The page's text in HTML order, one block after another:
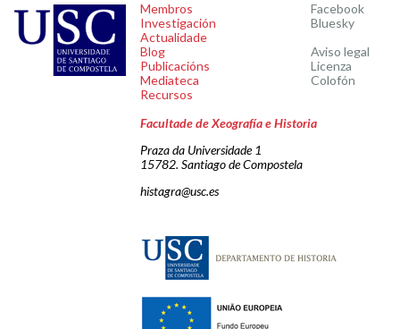
Membros
Investigación
Actualidade
Blog
Publicacións
Mediateca
Recursos
Facebook
Bluesky
Aviso legal
Licenza
Colofón
Facultade de Xeografía e Historia
Praza da Universidade 1
15782. Santiago de Compostela
histagra@usc.es